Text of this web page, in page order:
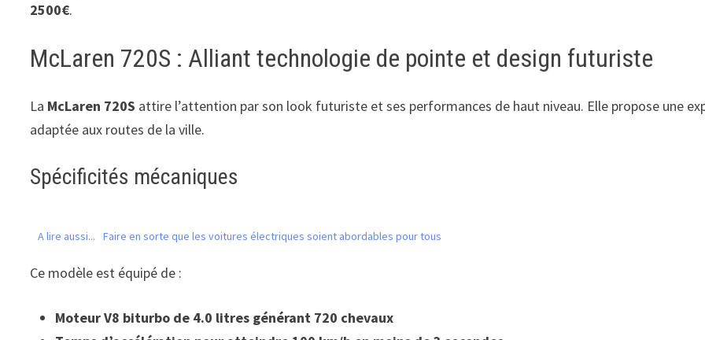
2500€.
McLaren 720S : Alliant technologie de pointe et design futuriste
La McLaren 720S attire l’attention par son look futuriste et ses performances de haut niveau. Elle propose une
adaptée aux routes de la ville.
Spécificités mécaniques
A lire aussi... Faire en sorte que les voitures électriques soient abordables pour tous
Ce modèle est équipé de :
Moteur V8 biturbo de 4.0 litres générant 720 chevaux